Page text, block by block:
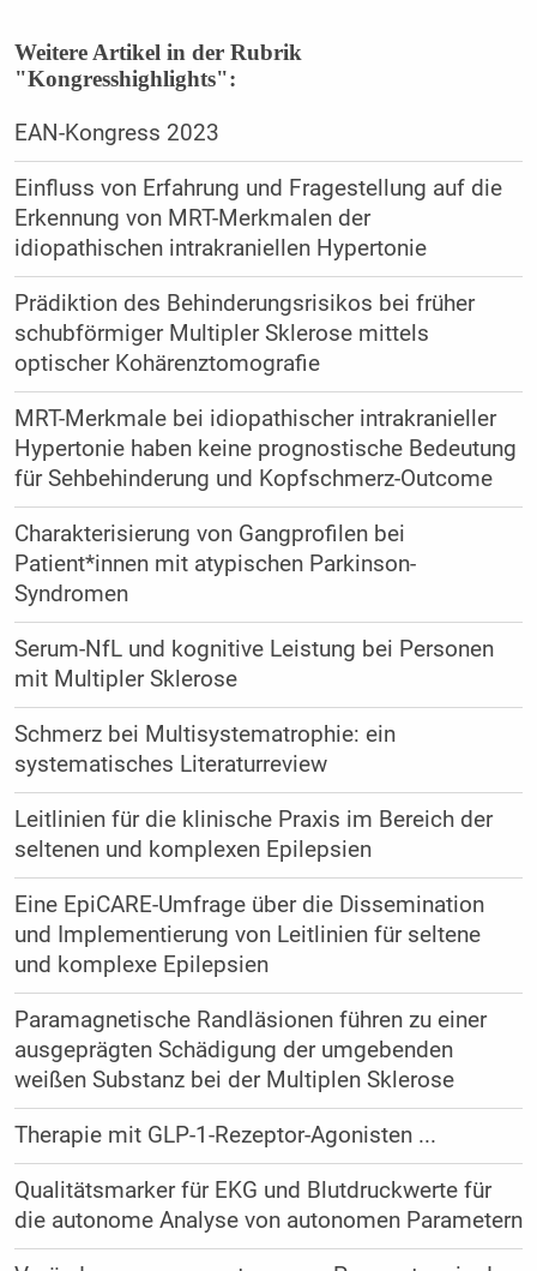
Weitere Artikel in der Rubrik
"Kongresshighlights":
EAN-Kongress 2023
Einfluss von Erfahrung und Fragestellung auf die
Erkennung von MRT-Merkmalen der
idiopathischen intrakraniellen Hypertonie
Prädiktion des Behinderungsrisikos bei früher
schubförmiger Multipler Sklerose mittels
optischer Kohärenztomografie
MRT-Merkmale bei idiopathischer intrakranieller
Hypertonie haben keine prognostische Bedeutung
für Sehbehinderung und Kopfschmerz-Outcome
Charakterisierung von Gangprofilen bei
Patient*innen mit atypischen Parkinson-
Syndromen
Serum-NfL und kognitive Leistung bei Personen
mit Multipler Sklerose
Schmerz bei Multisystematrophie: ein
systematisches Literaturreview
Leitlinien für die klinische Praxis im Bereich der
seltenen und komplexen Epilepsien
Eine EpiCARE-Umfrage über die Dissemination
und Implementierung von Leitlinien für seltene
und komplexe Epilepsien
Paramagnetische Randläsionen führen zu einer
ausgeprägten Schädigung der umgebenden
weißen Substanz bei der Multiplen Sklerose
Therapie mit GLP-1-Rezeptor-Agonisten ...
Qualitätsmarker für EKG und Blutdruckwerte für
die autonome Analyse von autonomen Parametern